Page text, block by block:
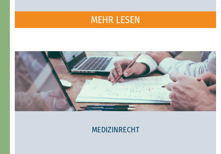
MEHR LESEN
MEDIZINRECHT